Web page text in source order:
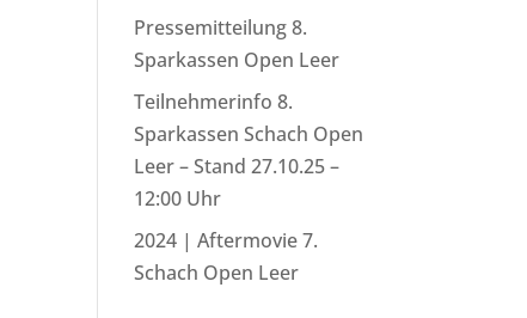
Pressemitteilung 8.
Sparkassen Open Leer
Teilnehmerinfo 8.
Sparkassen Schach Open
Leer – Stand 27.10.25 –
12:00 Uhr
2024 | Aftermovie 7.
Schach Open Leer